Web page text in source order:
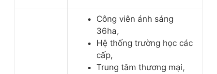
Công viên ánh sáng
36ha,
Hệ thống trường học các
cấp,
Trung tâm thương mại,